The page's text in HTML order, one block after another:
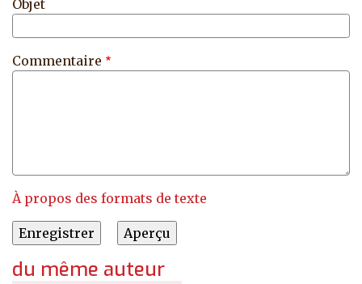
Objet
Commentaire
À propos des formats de texte
du même auteur